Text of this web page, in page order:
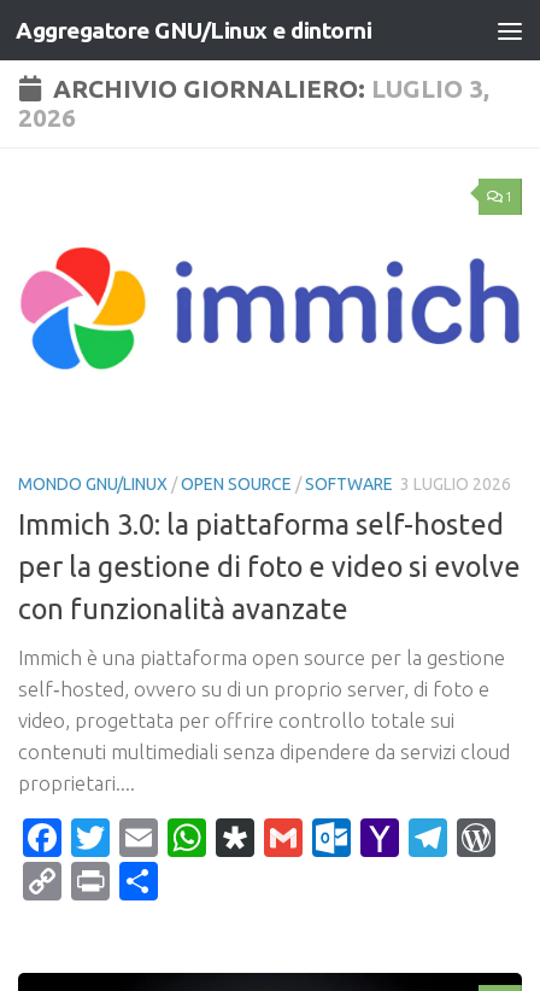
Salta al contenuto
Aggregatore GNU/Linux e dintorni
ARCHIVIO GIORNALIERO: LUGLIO 3,
2026
1
MONDO GNU/LINUX /OPEN SOURCE /SOFTWARE 3 LUGLIO 2026
Immich 3.0: la piattaforma self-hosted
per la gestione di foto e video si evolve
con funzionalità avanzate
Immich è una piattaforma open source per la gestione
self‑hosted, ovvero su di un proprio server, di foto e
video, progettata per offrire controllo totale sui
contenuti multimediali senza dipendere da servizi cloud
proprietari....
Facebook
Twitter
EmailWhatsApp
Diaspora
Gmail Yahoo
CopyPrint